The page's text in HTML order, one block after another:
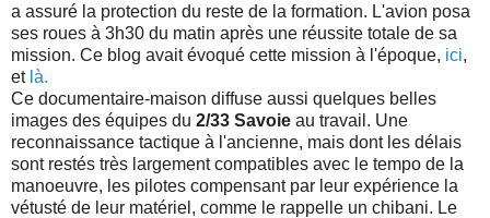
a assuré la protection du reste de la formation. L'avion posa
ses roues à 3h30 du matin après une réussite totale de sa
mission. Ce blog avait évoqué cette mission à l'époque, ici,
et là.
Ce documentaire-maison diffuse aussi quelques belles
images des équipes du 2/33 Savoie au travail. Une
reconnaissance tactique à l'ancienne, mais dont les délais
sont restés très largement compatibles avec le tempo de la
manoeuvre, les pilotes compensant par leur expérience la
vétusté de leur matériel, comme le rappelle un chibani. Le